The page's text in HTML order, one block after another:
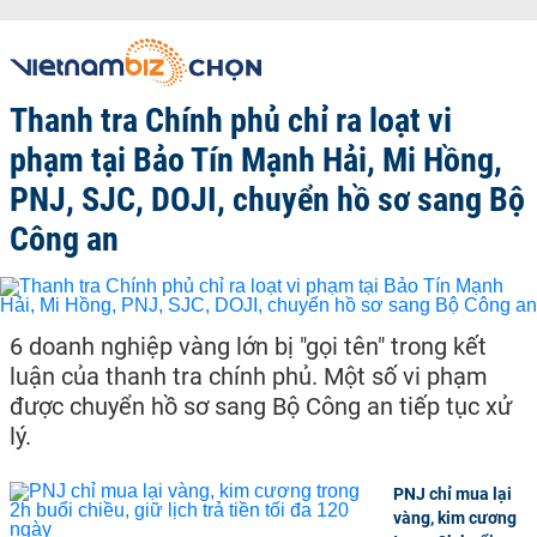
Thanh tra Chính phủ chỉ ra loạt vi
phạm tại Bảo Tín Mạnh Hải, Mi Hồng,
PNJ, SJC, DOJI, chuyển hồ sơ sang Bộ
Công an
6 doanh nghiệp vàng lớn bị "gọi tên" trong kết
luận của thanh tra chính phủ. Một số vi phạm
được chuyển hồ sơ sang Bộ Công an tiếp tục xử
lý.
PNJ chỉ mua lại
vàng, kim cương